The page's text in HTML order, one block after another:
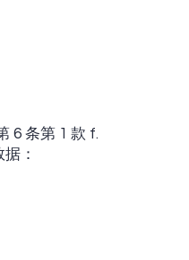
6 条第 1 款 f.
：